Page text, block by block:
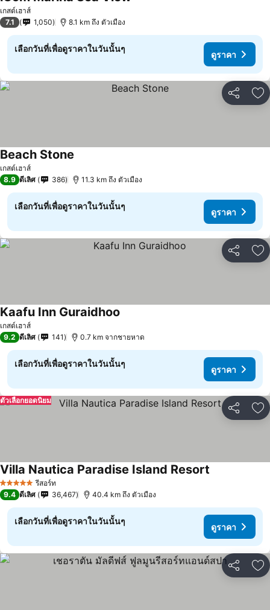
เกสต์เฮาส์
7.1 1,050 8.1 km ถึง ตัวเมือง
เลือกวันที่เพื่อดูราคาในวันนั้นๆ
ดูราคา
แชร์ เ
เกสต์เฮาส์
Beach Stone
8.9 ดีเลิศ 386 11.3 km ถึง ตัวเมือง
เลือกวันที่เพื่อดูราคาในวันนั้นๆ
ดูราคา
แชร์ เ
เกสต์เฮาส์
Kaafu Inn Guraidhoo
9.2 ดีเลิศ 141 0.7 km จากชายหาด
เลือกวันที่เพื่อดูราคาในวันนั้นๆ
ดูราคา
แชร์ เ
ตัวเลือกยอดนิยม
5 ดาว รีสอร์ท
Villa Nautica Paradise Island Resort
9.4 ดีเลิศ 36,467 40.4 km ถึง ตัวเมือง
เลือกวันที่เพื่อดูราคาในวันนั้นๆ
ดูราคา
แชร์ เ